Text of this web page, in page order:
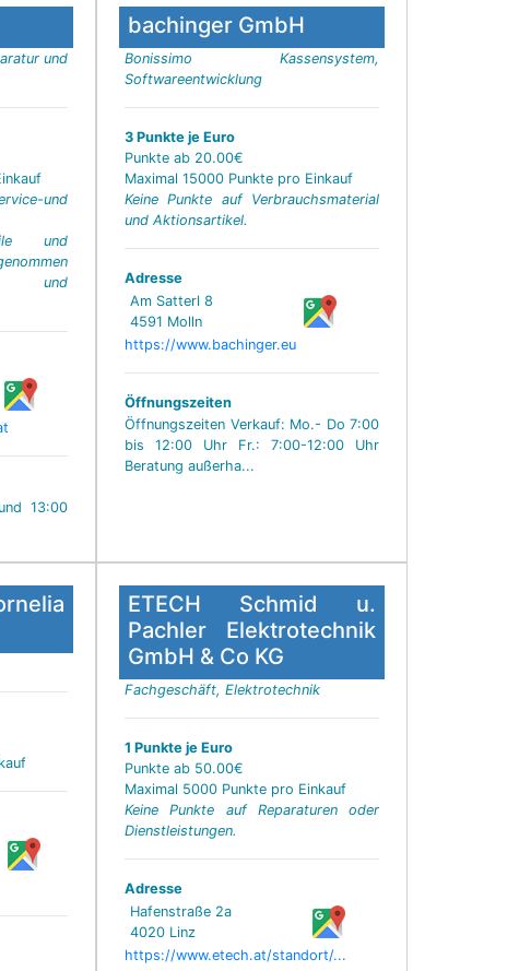
und
und
und
und
13:00
bachinger GmbH
Bonissimo Kassensystem,
Softwareentwicklung
3 Punkte je Euro
Punkte ab 20.00€
Maximal 15000 Punkte pro Einkauf
Keine Punkte auf Verbrauchsmaterial
und Aktionsartikel.
Adresse
Am Satterl 8
4591 Molln
https://www.bachinger.eu
Öffnungszeiten
Öffnungszeiten Verkauf: Mo.- Do 7:00
bis 12:00 Uhr Fr.: 7:00-12:00 Uhr
Beratung außerha...
ETECH Schmid u.
Pachler Elektrotechnik
GmbH & Co KG
Fachgeschäft, Elektrotechnik
1 Punkte je Euro
Punkte ab 50.00€
Maximal 5000 Punkte pro Einkauf
Keine Punkte auf Reparaturen oder
Dienstleistungen.
Adresse
Hafenstraße 2a
4020 Linz
https://www.etech.at/standort/...